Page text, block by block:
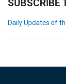
SUBSCRIBE
Daily Updates of